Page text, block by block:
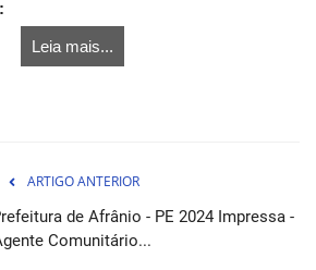
Leia mais...
ARTIGO ANTERIOR
de Afrânio - PE 2024 Impressa -
Comunitário...